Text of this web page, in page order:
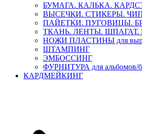
БУМАГА. КАЛЬКА.
ВЫСЕЧКИ. СТИКЕРЫ.
ПАЙЕТКИ. ПУГОВИЦЫ.
ТКАНЬ. ЛЕНТЫ. ШПАГАТ.
НОЖИ ПЛАСТИНЫ для
ШТАМПИНГ
ЭМБОССИНГ
ФУРНИТУРА для альбомов/
КАРДМЕЙКИНГ